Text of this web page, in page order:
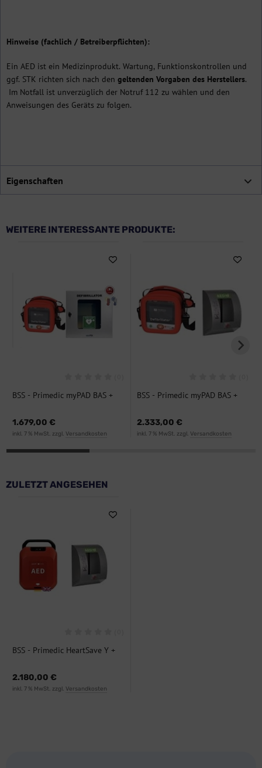
Hinweise (fachlich / Betreiberpflichten):
Ein AED ist ein Medizinprodukt. Wartung, Funktionskontrollen und
ggf. STK richten sich nach den geltenden Vorgaben des Herstellers.
Im Notfall ist unverzüglich der Notruf 112 zu wählen und den
Anweisungen des Geräts zu folgen.
Eigenschaften
WEITERE INTERESSANTE PRODUKTE:
BSS - Primedic myPAD BAS +
Bundle
1.679,00 €
inkl. 7 % MwSt. zzgl. Versandkosten
BSS - Primedic myPAD BAS +
2.333,00 €
inkl. 7 % MwSt. zzgl. Versandkosten
ZULETZT ANGESEHEN
BSS - Primedic HeartSave Y +
2.180,00 €
inkl. 7 % MwSt. zzgl. Versandkosten